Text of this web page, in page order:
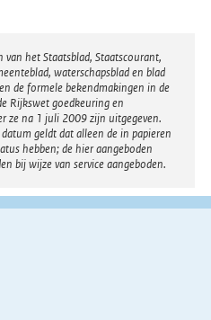
het Staatsblad, Staatscourant,
waterschapsblad en blad
de formele bekendmakingen in de
Rijkswet goedkeuring en
ze na 1 juli 2009 zijn uitgegeven.
geldt dat alleen de in papieren
hebben; de hier aangeboden
bij wijze van service aangeboden.